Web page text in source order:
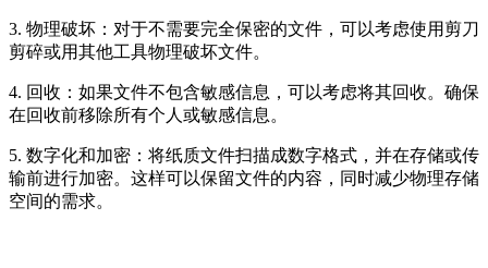
3. 物理破坏：对于不需要完全保密的文件，可以考虑使用剪刀
剪碎或用其他工具物理破坏文件。
4. 回收：如果文件不包含敏感信息，可以考虑将其回收。确保
在回收前移除所有个人或敏感信息。
5. 数字化和加密：将纸质文件扫描成数字格式，并在存储或传
输前进行加密。这样可以保留文件的内容，同时减少物理存储
空间的需求。